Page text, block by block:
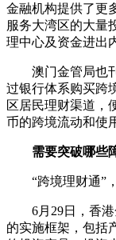
金融机构提供了更
服务大湾区的大量
理中心及资金进出
澳门金管局也
过银行体系购买跨
区居民理财渠道，
币的跨境流动和使
需要突破哪些
“跨境理财通”
6月29日，香
的实施框架，包括